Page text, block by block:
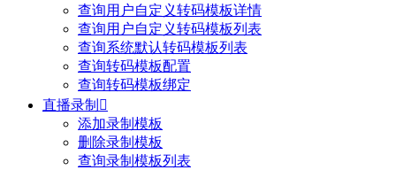
查询用户自定义转码模板详情
查询用户自定义转码模板列表
查询系统默认转码模板列表
查询转码模板配置
查询转码模板绑定
直播录制 
添加录制模板
删除录制模板
查询录制模板列表